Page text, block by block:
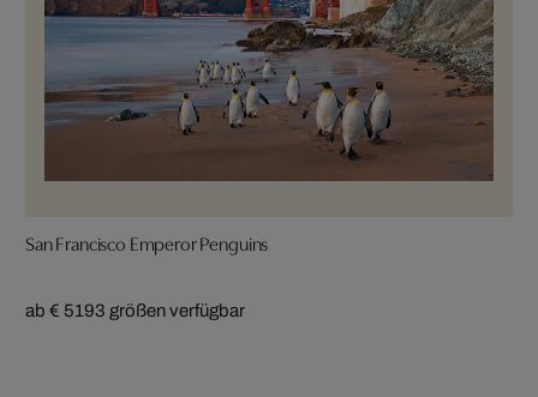
San Francisco Emperor Penguins
ab € 5193 größen verfügbar